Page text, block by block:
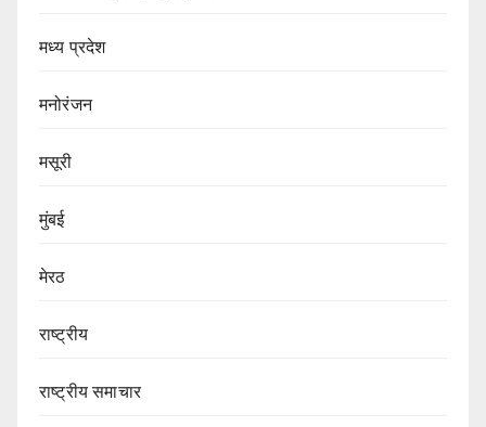
मध्य प्रदेश
मनोरंजन
मसूरी
मुंबई
मेरठ
राष्ट्रीय
राष्ट्रीय समाचार